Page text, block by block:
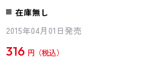
在庫無し
2015年04月01日発売
316 円